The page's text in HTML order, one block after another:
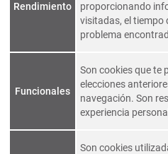
Rendimiento
proporcionando
visitadas, el tiempo
problema
Funcionales
Son cookies que te
elecciones
navegación. Son
experiencia
Son cookies